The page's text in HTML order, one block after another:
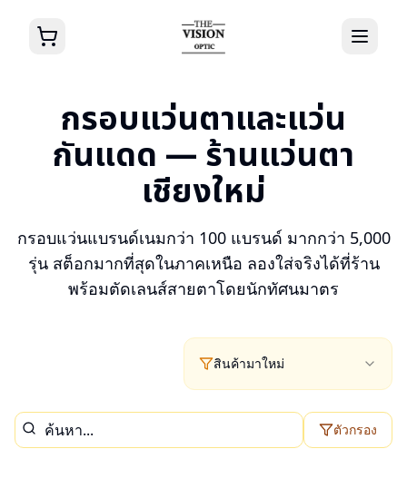
กรอบแว่นตาและแว่น
กันแดด — ร้านแว่นตา
เชียงใหม่
กรอบแว่นแบรนด์เนมกว่า 100 แบรนด์ มากกว่า 5,000
รุ่น สต็อกมากที่สุดในภาคเหนือ ลองใส่จริงได้ที่ร้าน
พร้อมตัดเลนส์สายตาโดยนักทัศนมาตร
สินค้ามาใหม่
ตัวกรอง